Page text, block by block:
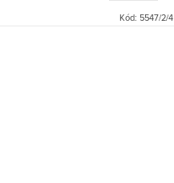
Kód: 5547/2/4